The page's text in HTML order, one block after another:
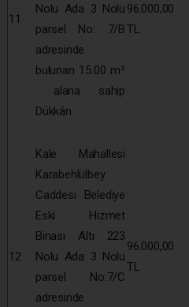
11
Nolu Ada 3 Nolu
parsel No: 7/B
adresinde
bulunan 15.00 m²
alana sahip
Dükkân
96.000,00
TL
12
Kale Mahallesi
Karabehlülbey
Caddesi Belediye
Eski Hizmet
Binası Altı 223
Nolu Ada 3 Nolu
parsel No:7/C
adresinde
96.000,00
TL